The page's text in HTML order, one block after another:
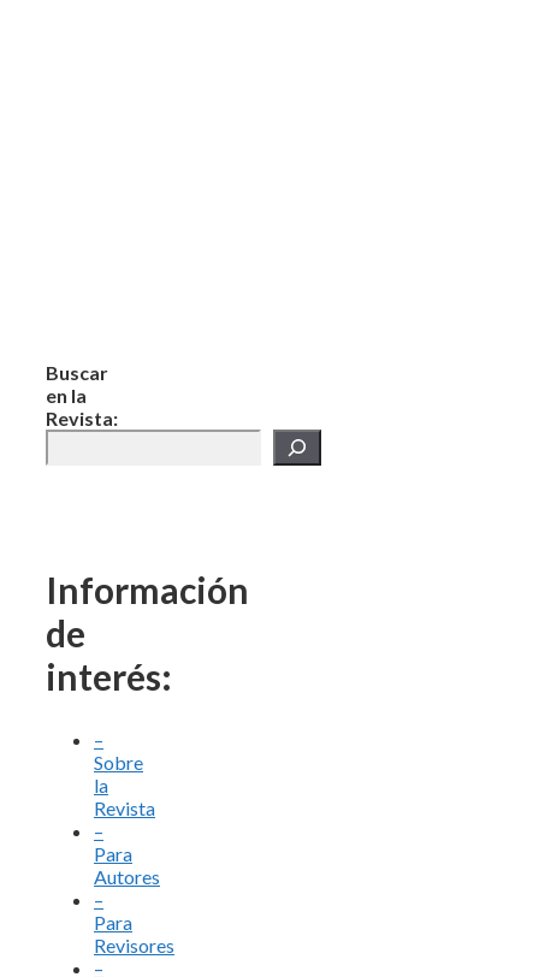
Buscar
en la
Revista:
Información
de
interés:
–
Sobre
la
Revista
–
Para
Autores
–
Para
Revisores
–